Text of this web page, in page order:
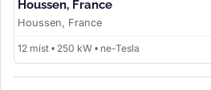
Houssen, France
Houssen, France
12 míst • 250 kW • ne-Tesla